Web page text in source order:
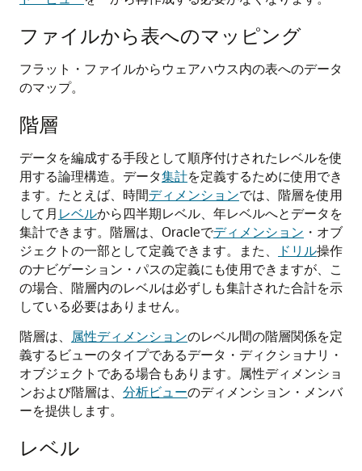
ファイルから表へのマッピング
フラット・ファイルからウェアハウス内の表へのデータ
のマップ。
階層
データを編成する手段として順序付けされたレベルを使
用する論理構造。データ集計を定義するために使用でき
ます。たとえば、時間ディメンションでは、階層を使用
して月 レベルから四半期レベル、年レベルへとデータを
集計できます。階層は、Oracleでディメンション ・オブ
ジェクトの一部として定義できます。また、
ドリル操作
のナビゲーション・パスの定義にも使用できますが、こ
の場合、階層内のレベルは必ずしも集計された合計を示
している必要はありません。
階層は、 属性ディメンションのレベル間の階層関係を定
義するビューのタイプであるデータ・ディクショナリ・
オブジェクトである場合もあります。属性ディメンショ
ンおよび階層は、 分析ビューのディメンション・メンバ
ーを提供します。
レベル